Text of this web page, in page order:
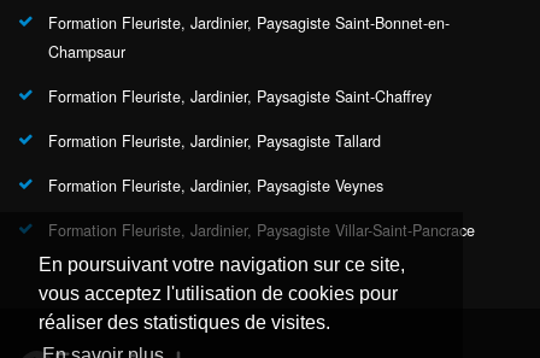
En poursuivant votre navigation sur ce site,
vous acceptez l'utilisation de cookies pour
réaliser des statistiques de visites.
Formation Fleuriste, Jardinier, Paysagiste Saint-Bonnet-en-
Champsaur
Formation Fleuriste, Jardinier, Paysagiste Saint-Chaffrey
Formation Fleuriste, Jardinier, Paysagiste Tallard
Formation Fleuriste, Jardinier, Paysagiste Veynes
Formation Fleuriste, Jardinier, Paysagiste Villar-Saint-Pancrace